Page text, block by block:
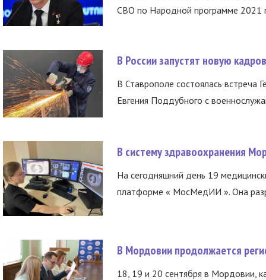
СВО по Народной программе 2021
В России запустят новую
В Ставрополе состоялась встреча
Евгения Поддубного с
В систему здравоохранения
На сегодняшний день 19
платформе « МосМедИИ ». Она
В Мордовии продолжается
18, 19 и 20 сентября в Мордовии,